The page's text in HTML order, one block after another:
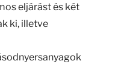
eljárást és két
ki, illetve